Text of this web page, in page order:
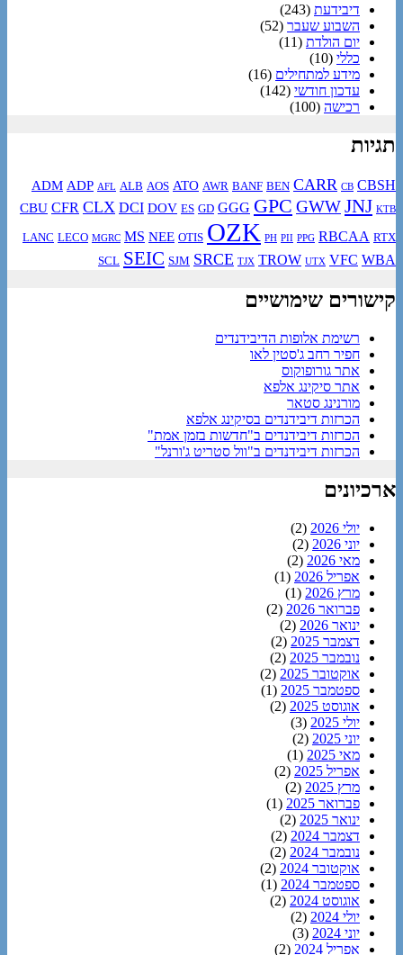
דיבידעת (243)
השבוע שעבר (52)
יום הולדת (11)
כללי (10)
מידע למתחילים (16)
עדכון חודשי (142)
רכישה (100)
תגיות
ADM ADP AFL ALB AOS ATO AWR BANF BEN CARR CB CBSH
CBU CFR CLX DCI DOV ES GD GGG GPC GWWJNJ KTB
LANC LECO MGRC MS NEE OTIS OZK PH PII PPG RBCAA RTX
SCL SEIC SJM SRCE TJX TROW UTX VFC WBA
קישורים שימושיים
רשימת אלופות הדיבידנדים
חפיר רחב ג'סטין לאו
אתר גורופוקוס
אתר סיקינג אלפא
מורנינג סטאר
הכרזות דיבידנדים בסיקינג אלפא
הכרזות דיבידנדים ב"חדשות בזמן אמת"
הכרזות דיבידנדים ב"וול סטריט ג'ורנל"
ארכיונים
יולי 2026
(2)
יוני 2026
(2)
מאי 2026
(2)
אפריל 2026
(1)
מרץ 2026
(1)
פברואר 2026
(2)
ינואר 2026
(2)
דצמבר 2025
(2)
נובמבר 2025
(2)
אוקטובר 2025
(2)
ספטמבר 2025
(1)
אוגוסט 2025
(2)
יולי 2025
(3)
יוני 2025
(2)
מאי 2025
(1)
אפריל 2025
(2)
מרץ 2025
(2)
פברואר 2025
(1)
ינואר 2025
(2)
דצמבר 2024
(2)
נובמבר 2024
(2)
אוקטובר 2024
(2)
ספטמבר 2024
(1)
אוגוסט 2024
(2)
יולי 2024
(2)
יוני 2024
(3)
אפריל 2024
(2)